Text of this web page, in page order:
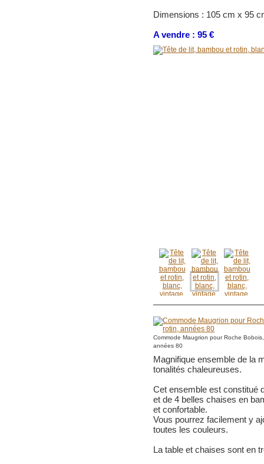
Dimensions : 105 cm x 95
A vendre : 95 €
Commode Maugrion pour Roche
années 80
Magnifique ensemble de la
tonalités chaleureuses.
Cet ensemble est constitué
et de 4 belles chaises en
et confortable.
Vous pourrez facilement y
toutes les couleurs.
La table et chaises sont en